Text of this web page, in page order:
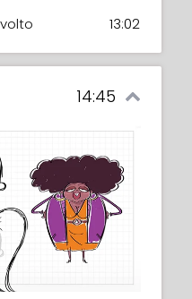
13:02
14:45